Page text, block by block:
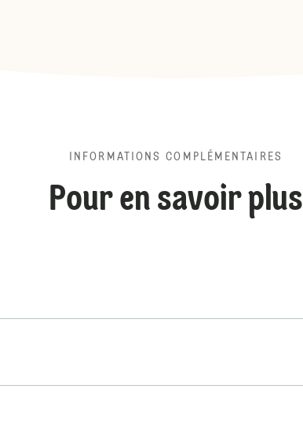
INFORMATIONS COMPLÉMENTAIRES
Pour en savoir plus